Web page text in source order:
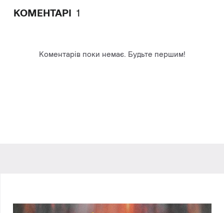
КОМЕНТАРІ 1
Коментарів поки немає. Будьте першим!